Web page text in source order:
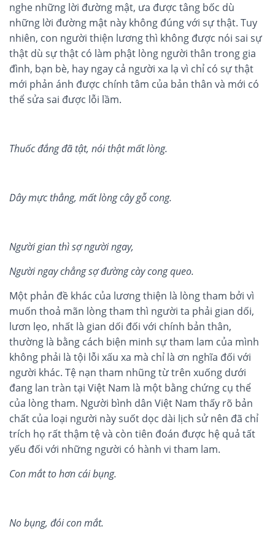
nghe những lời đường mật, ưa được tâng bốc dù
những lời đường mật này không đúng với sự thật. Tuy
nhiên, con người thiện lương thì không được nói sai sự
thật dù sự thật có làm phật lòng người thân trong gia
đình, bạn bè, hay ngay cả người xa lạ vì chỉ có sự thật
mới phản ánh được chính tâm của bản thân và mới có
thể sửa sai được lỗi lầm.
Thuốc đắng đã tật, nói thật mất lòng.
Dây mực thẳng, mất lòng cây gỗcong.
Người gian thì sợngười ngay,
Người ngay chẳng sợđường cày cong queo.
Một phản đề khác của lương thiện là lòng tham bởi vì
muốn thoả mãn lòng tham thì người ta phải gian dối,
lươn lẹo, nhất là gian dối đối với chính bản thân,
thường là bằng cách biện minh sự tham lam của mình
không phải là tội lỗi xấu xa mà chỉ là ơn nghĩa đối với
người khác. Tệ nạn tham nhũng từ trên xuống dưới
đang lan tràn tại Việt Nam là một bằng chứng cụ thể
của lòng tham. Người bình dân Việt Nam thấy rõ bản
chất của loại người này suốt dọc dài lịch sử nên đã chỉ
trích họ rất thậm tệ và còn tiên đoán được hệ quả tất
yếu đối với những người có hành vi tham lam.
Con mắt to hơn cái bụng.
No bụng, đói con mắt.